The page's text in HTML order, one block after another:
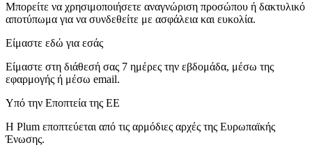
Μπορείτε να χρησιμοποιήσετε αναγνώριση προσώπου ή δακτυλικό
αποτύπωμα για να συνδεθείτε με ασφάλεια και ευκολία.
Είμαστε εδώ για εσάς
Είμαστε στη διάθεσή σας 7 ημέρες την εβδομάδα, μέσω της
εφαρμογής ή μέσω email.
Υπό την Εποπτεία της ΕΕ
Η Plum εποπτεύεται από τις αρμόδιες αρχές της Ευρωπαϊκής
Ένωσης.